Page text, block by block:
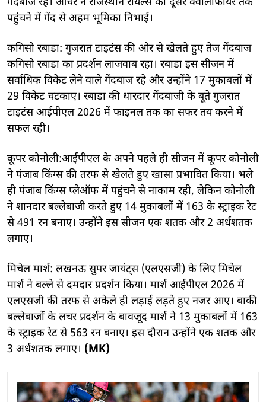
पहुंचने में गेंद से अहम भूमिका निभाई।
कगिसो रबाडा: गुजरात टाइटंस की ओर से खेलते हुए तेज गेंदबाज
कगिसो रबाडा का प्रदर्शन लाजवाब रहा। रबाडा इस सीजन में
सर्वाधिक विकेट लेने वाले गेंदबाज रहे और उन्होंने 17 मुकाबलों में
29 विकेट चटकाए। रबाडा की धारदार गेंदबाजी के बूते गुजरात
टाइटंस आईपीएल 2026 में फाइनल तक का सफर तय करने में
सफल रही।
कूपर कोनोली:आईपीएल के अपने पहले ही सीजन में कूपर कोनोली
ने पंजाब किंग्स की तरफ से खेलते हुए खासा प्रभावित किया। भले
ही पंजाब किंग्स प्लेऑफ में पहुंचने से नाकाम रही, लेकिन कोनोली
ने शानदार बल्लेबाजी करते हुए 14 मुकाबलों में 163 के स्ट्राइक रेट
से 491 रन बनाए। उन्होंने इस सीजन एक शतक और 2 अर्धशतक
लगाए।
मिचेल मार्श: लखनऊ सुपर जायंट्स (एलएसजी) के लिए मिचेल
मार्श ने बल्ले से दमदार प्रदर्शन किया। मार्श आईपीएल 2026 में
एलएसजी की तरफ से अकेले ही लड़ाई लड़ते हुए नजर आए। बाकी
बल्लेबाजों के लचर प्रदर्शन के बावजूद मार्श ने 13 मुकाबलों में 163
के स्ट्राइक रेट से 563 रन बनाए। इस दौरान उन्होंने एक शतक और
3 अर्धशतक लगाए। (MK)